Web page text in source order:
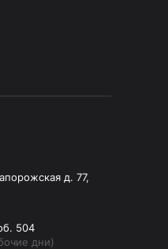
д. 77,
504
дни)